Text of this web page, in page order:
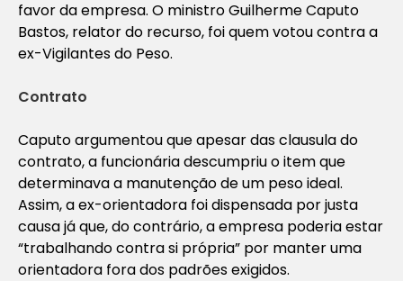
favor da empresa. O ministro Guilherme Caputo
Bastos, relator do recurso, foi quem votou contra a
ex-Vigilantes do Peso.
Contrato
Caputo argumentou que apesar das clausula do
contrato, a funcionária descumpriu o item que
determinava a manutenção de um peso ideal.
Assim, a ex-orientadora foi dispensada por justa
causa já que, do contrário, a empresa poderia estar
“trabalhando contra si própria” por manter uma
orientadora fora dos padrões exigidos.